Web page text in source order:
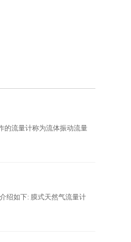
的流量计称为流体振动流量
绍如下: 膜式天然气流量计